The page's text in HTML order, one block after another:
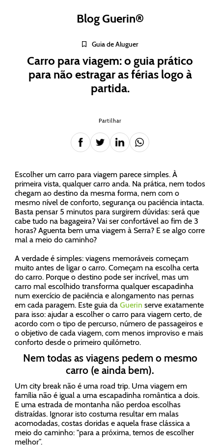
Blog Guerin®
Guia de Aluguer
Carro para viagem: o guia prático
para não estragar as férias logo à
partida.
Partilhar
Escolher um carro para viagem parece simples. À
primeira vista, qualquer carro anda. Na prática, nem todos
chegam ao destino da mesma forma, nem com o
mesmo nível de conforto, segurança ou paciência intacta.
Basta pensar 5 minutos para surgirem dúvidas: será que
cabe tudo na bagageira? Vai ser confortável ao fim de 3
horas? Aguenta bem uma viagem à Serra? E se algo corre
mal a meio do caminho?
A verdade é simples: viagens memoráveis começam
muito antes de ligar o carro. Começam na escolha certa
do carro. Porque o destino pode ser incrível, mas um
carro mal escolhido transforma qualquer escapadinha
num exercício de paciência e alongamento nas pernas
em cada paragem. Este guia da Guerin serve exatamente
para isso: ajudar a escolher o carro para viagem certo, de
acordo com o tipo de percurso, número de passageiros e
o objetivo de cada viagem, com menos improviso e mais
conforto desde o primeiro quilómetro.
Nem todas as viagens pedem o mesmo
carro (e ainda bem).
Um city break não é uma road trip. Uma viagem em
família não é igual a uma escapadinha romântica a dois.
E uma estrada de montanha não perdoa escolhas
distraídas. Ignorar isto costuma resultar em malas
acomodadas, costas doridas e aquela frase clássica a
meio do caminho: "para a próxima, temos de escolher
melhor”.